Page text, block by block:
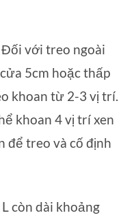
với treo ngoài
5cm hoặc thấp
khoan từ 2-3 vị trí.
khoan 4 vị trí xen
để treo và cố định
còn dài khoảng